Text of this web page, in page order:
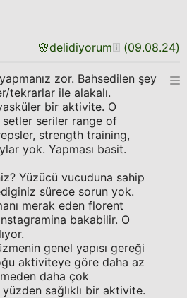
🌸delidiyorum (09.08.24)
zor. Bahsedilen şey
tekrarlar ile alakalı.
bir aktivite. O
seriler range of
strength training,
yok. Yapması basit.
Yüzücü vucuduna sahip
sürece sorun yok.
merak eden florent
bakabilir. O
genel yapısı gereği
aktiviteye göre daha az
daha çok
sağlıklı bir aktivite.